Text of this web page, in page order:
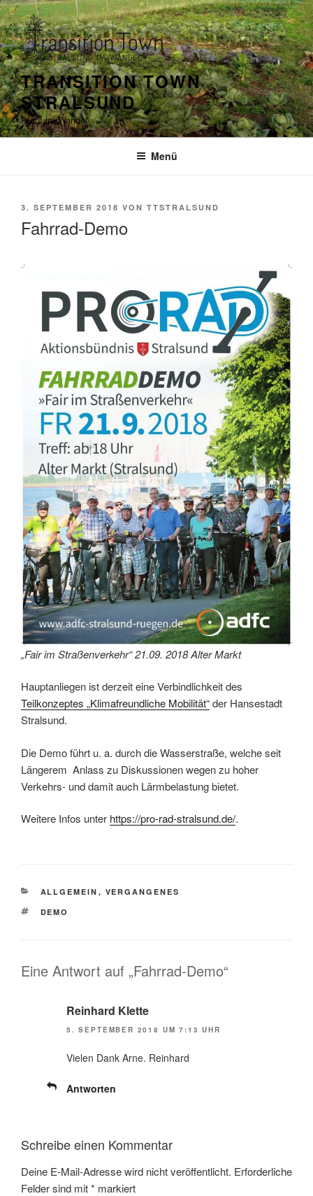
Zum
Inhalt
springen
TRANSITION TOWN
STRALSUND
Stadt im Wandel
Menü
VERÖFFENTLICHT
3. SEPTEMBER 2018 VON TTSTRALSUND
Fahrrad-Demo
„Fair im Straßenverkehr“ 21.09. 2018 Alter Markt
Hauptanliegen ist derzeit eine Verbindlichkeit des
Teilkonzeptes „Klimafreundliche Mobilität“der Hansestadt
Stralsund.
Die Demo führt u. a. durch die Wasserstraße, welche seit
Längerem Anlass zu Diskussionen wegen zu hoher
Verkehrs- und damit auch Lärmbelastung bietet.
Weitere Infos unter https://pro-rad-stralsund.de/.
KATEGORIEN
ALLGEMEIN , VERGANGENES
SCHLAGWÖRTER
DEMO
Eine Antwort auf „Fahrrad-Demo“
Reinhard Klette
5. SEPTEMBER 2018 UM 7:13 UHR
Vielen Dank Arne. Reinhard
Antworten
Schreibe einen Kommentar
Deine E-Mail-Adresse wird nicht veröffentlicht. Erforderliche
Felder sind mit* markiert